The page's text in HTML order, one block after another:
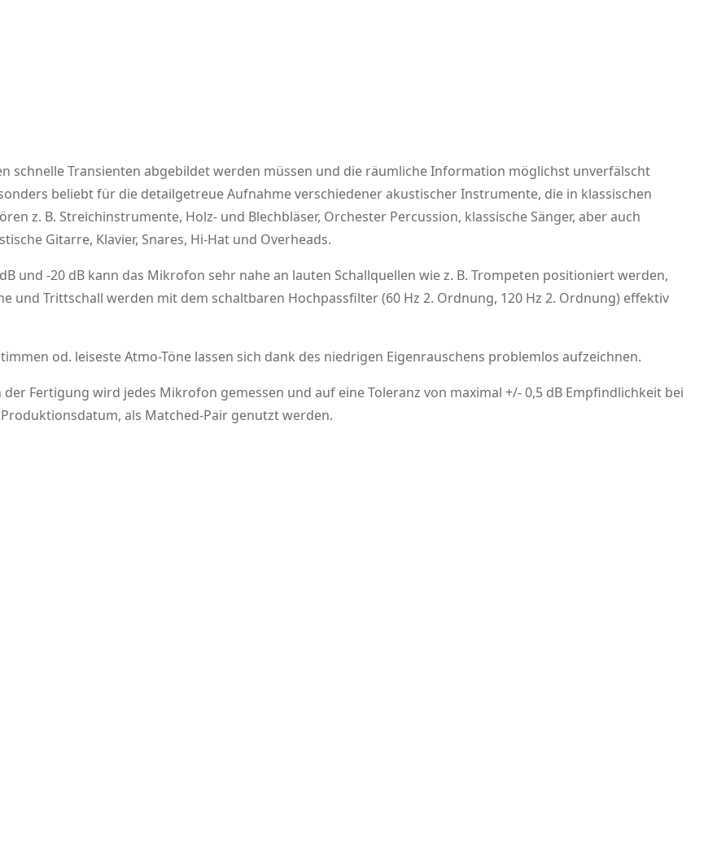
schnelle Transienten abgebildet werden müssen und die räumliche Information möglichst unverfälscht
beliebt für die detailgetreue Aufnahme verschiedener akustischer Instrumente, die in klassischen
z. B. Streichinstrumente, Holz- und Blechbläser, Orchester Percussion, klassische Sänger, aber auch
Gitarre, Klavier, Snares, Hi-Hat und Overheads.
und -20 dB kann das Mikrofon sehr nahe an lauten Schallquellen wie z. B. Trompeten positioniert werden,
und Trittschall werden mit dem schaltbaren Hochpassfilter (60 Hz 2. Ordnung, 120 Hz 2. Ordnung) effektiv
od. leiseste Atmo-Töne lassen sich dank des niedrigen Eigenrauschens problemlos aufzeichnen.
der Fertigung wird jedes Mikrofon gemessen und auf eine Toleranz von maximal +/- 0,5 dB Empfindlichkeit bei
als Matched-Pair genutzt werden.